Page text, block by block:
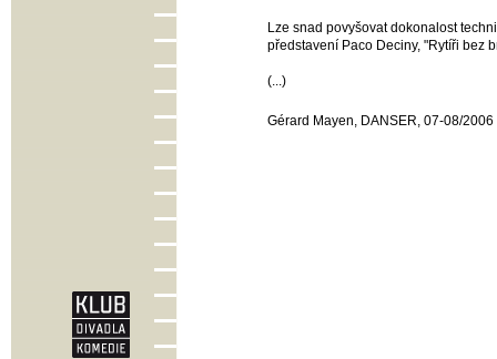
Lze snad povyšovat dokonalost
představení Paco Deciny, "Rytíři bez
(...)
Gérard Mayen, DANSER, 07-08/2006